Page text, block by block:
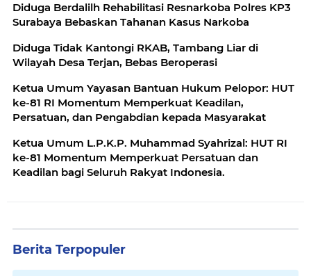
Diduga Berdalilh Rehabilitasi Resnarkoba Polres KP3
Surabaya Bebaskan Tahanan Kasus Narkoba
Diduga Tidak Kantongi RKAB, Tambang Liar di
Wilayah Desa Terjan, Bebas Beroperasi
Ketua Umum Yayasan Bantuan Hukum Pelopor: HUT
ke-81 RI Momentum Memperkuat Keadilan,
Persatuan, dan Pengabdian kepada Masyarakat
Ketua Umum L.P.K.P. Muhammad Syahrizal: HUT RI
ke-81 Momentum Memperkuat Persatuan dan
Keadilan bagi Seluruh Rakyat Indonesia.
Berita Terpopuler